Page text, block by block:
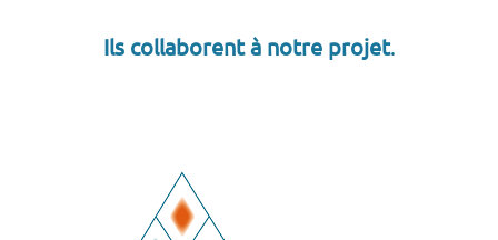
Ils collaborent à notre projet.